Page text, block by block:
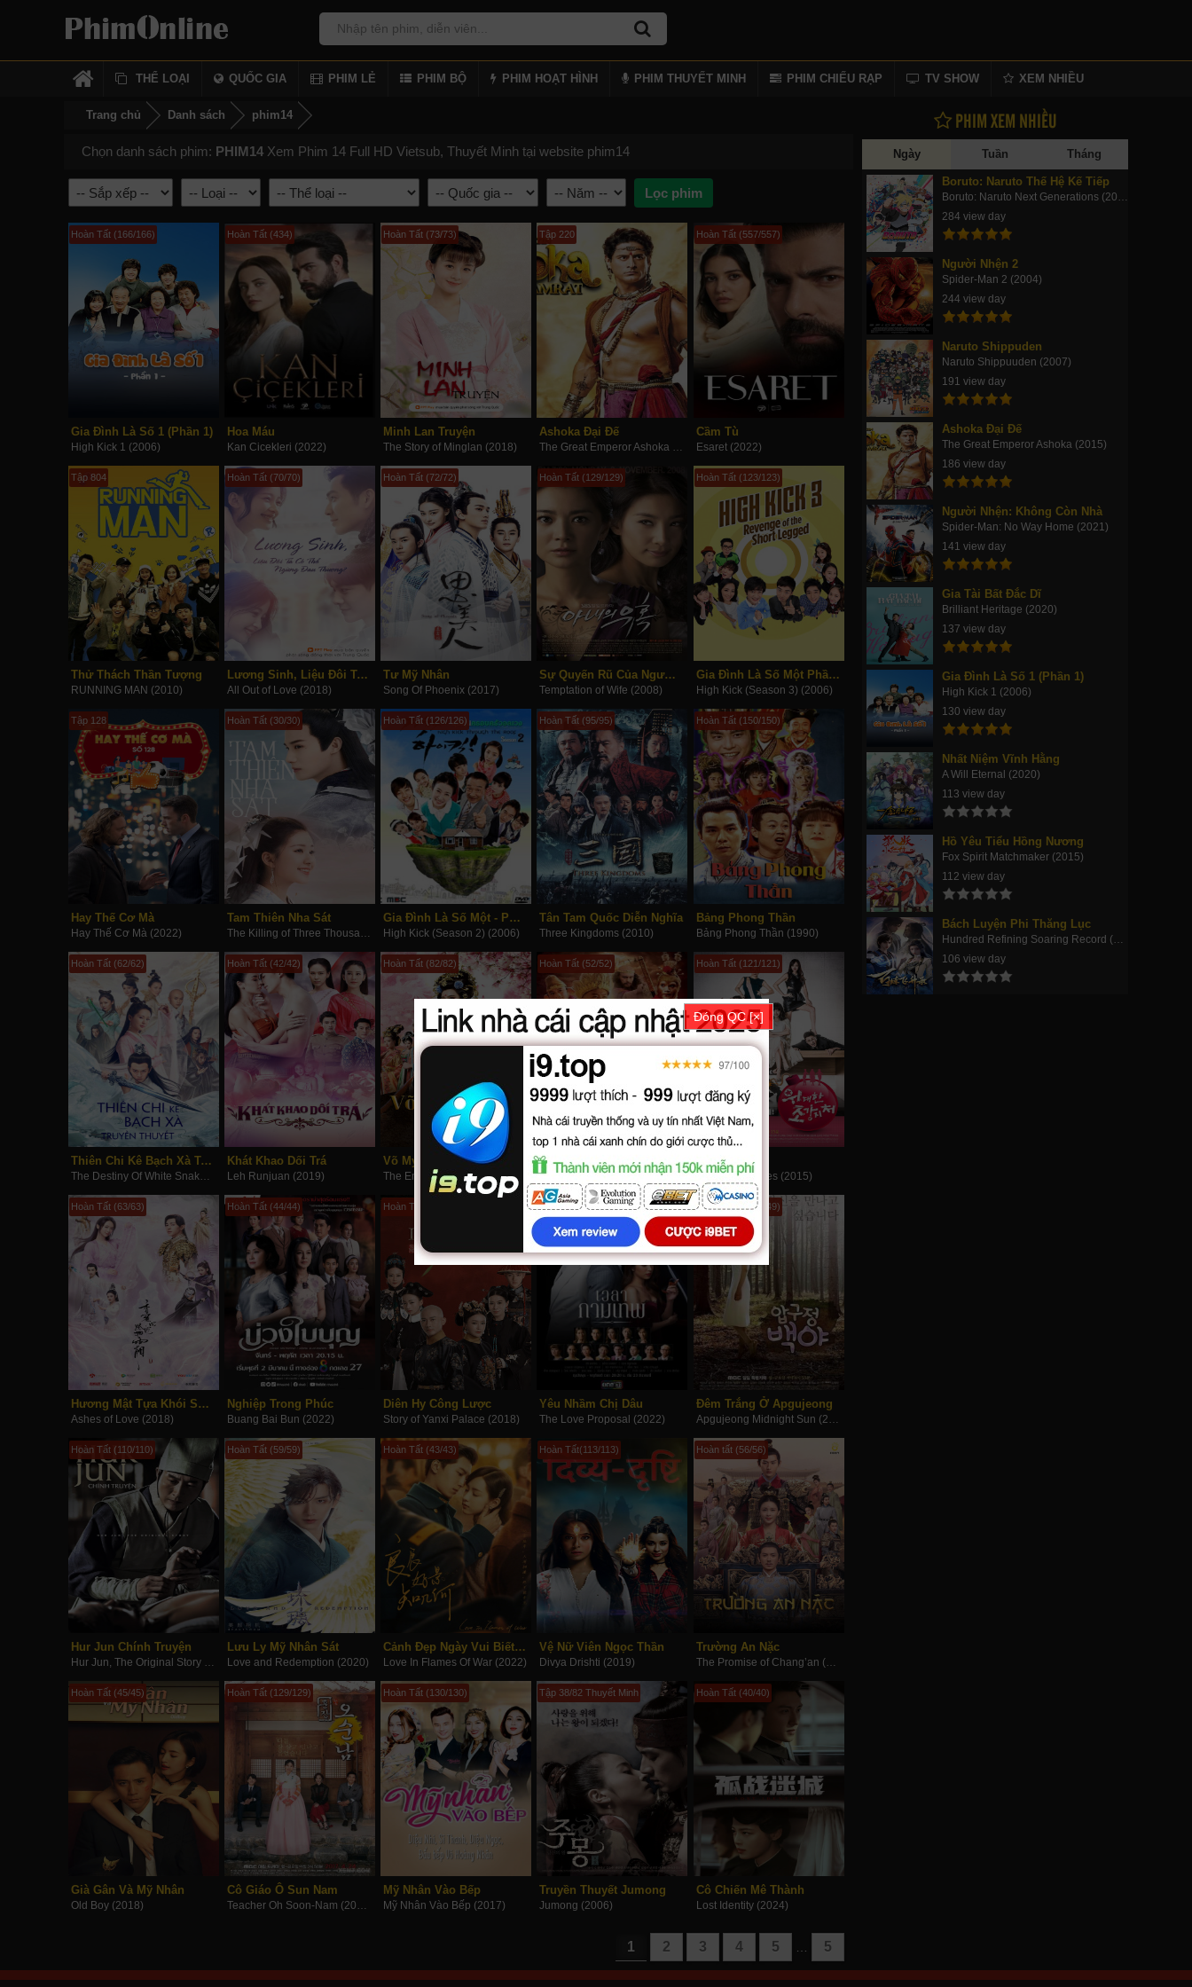
THỂ LOẠI QUỐC GIA PHIM LẺ PHIM BỘ PHIM HOẠT HÌNH PHIM THUYẾT MINH PHIM CHIẾU RẠP TV SHOW XEM NHIỀU
Trang chủ Danh sách phim14
Chọn danh sách phim: PHIM14 Xem Phim 14 Full HD Vietsub, Thuyết Minh tại website phim14
Hoàn Tất (166/166)
Gia Đình Là Số 1 (Phần 1)
High Kick 1 (2006)
Hoàn Tất (434)
Hoa Máu
Kan Cicekleri (2022)
Hoàn Tất (73/73)
Minh Lan Truyện
The Story of Minglan (2018)
Tập 220
Ashoka Đại Đế
The Great Emperor Ashoka (2015)
Hoàn Tất (557/557)
Cầm Tù
Esaret (2022)
Tập 804
Thử Thách Thần Tượng
RUNNING MAN (2010)
Hoàn Tất (70/70)
Lương Sinh, Liệu Đôi Ta Có Thể Ngừng Đau Thương?
All Out of Love (2018)
Hoàn Tất (72/72)
Tư Mỹ Nhân
Song Of Phoenix (2017)
Hoàn Tất (129/129)
Sự Quyến Rũ Của Người Vợ
Temptation of Wife (2008)
Hoàn Tất (123/123)
Gia Đình Là Số Một Phần 3
High Kick (Season 3) (2006)
Tập 128
Hay Thế Cơ Mà
Hay Thế Cơ Mà (2022)
Hoàn Tất (30/30)
Tam Thiên Nha Sát
The Killing of Three Thousand Crows (2020)
Hoàn Tất (126/126)
Gia Đình Là Số Một - Phần 2
High Kick (Season 2) (2006)
Hoàn Tất (95/95)
Tân Tam Quốc Diễn Nghĩa
Three Kingdoms (2010)
Hoàn Tất (150/150)
Bảng Phong Thần
Bảng Phong Thần (1990)
Hoàn Tất (62/62)
Thiên Chi Kê Bạch Xà Truyền Thuyết
The Destiny Of White Snake (2018)
Hoàn Tất (42/42)
Khát Khao Dối Trá
Leh Runjuan (2019)
Hoàn Tất (82/82)
Võ Mỵ Nương Truyền Kỳ
The Empress Of China (2014)
Hoàn Tất (52/52)
Tân Tây Du Ký 2010
Journey to the West (2010)
Hoàn Tất (121/121)
Eva Nổi Giận
Great First Wives (2015)
Hoàn Tất (63/63)
Hương Mật Tựa Khói Sương
Ashes of Love (2018)
Hoàn Tất (44/44)
Nghiệp Trong Phúc
Buang Bai Bun (2022)
Hoàn Tất (70/70)
Diên Hy Công Lược
Story of Yanxi Palace (2018)
Hoàn Tất (30/30)
Yêu Nhầm Chị Dâu
The Love Proposal (2022)
Hoàn Tất (149/149)
Đêm Trắng Ở Apgujeong
Apgujeong Midnight Sun (2014)
Hoàn Tất (110/110)
Hur Jun Chính Truyện
Hur Jun, The Original Story (2013)
Hoàn Tất (59/59)
Lưu Ly Mỹ Nhân Sát
Love and Redemption (2020)
Hoàn Tất (43/43)
Cảnh Đẹp Ngày Vui Biết Bao Giờ
Love In Flames Of War (2022)
Hoàn Tất(113/113)
Vệ Nữ Viên Ngọc Thần
Divya Drishti (2019)
Hoàn tất (56/56)
Trường An Nặc
The Promise of Chang’an (2020)
Hoàn Tất (45/45)
Già Gân Và Mỹ Nhân
Old Boy (2018)
Hoàn Tất (129/129)
Cô Giáo Ô Sun Nam
Teacher Oh Soon-Nam (2017)
Hoàn Tất (130/130)
Mỹ Nhân Vào Bếp
Mỹ Nhân Vào Bếp (2017)
Tập 38/82 Thuyết Minh
Truyền Thuyết Jumong
Jumong (2006)
Hoàn Tất (40/40)
Cô Chiến Mê Thành
Lost Identity (2024)
1 2 3 4 5 5
PHIM XEM NHIỀU
Ngày Tuần Tháng
Boruto: Naruto Thế Hệ Kế Tiếp
Boruto: Naruto Next Generations (2017)
284 view day
Người Nhện 2
Spider-Man 2 (2004)
244 view day
Naruto Shippuden
Naruto Shippuuden (2007)
191 view day
Ashoka Đại Đế
The Great Emperor Ashoka (2015)
186 view day
Người Nhện: Không Còn Nhà
Spider-Man: No Way Home (2021)
141 view day
Gia Tài Bất Đắc Dĩ
Brilliant Heritage (2020)
137 view day
Gia Đình Là Số 1 (Phần 1)
High Kick 1 (2006)
130 view day
Nhất Niệm Vĩnh Hằng
A Will Eternal (2020)
113 view day
Hồ Yêu Tiểu Hồng Nương
Fox Spirit Matchmaker (2015)
112 view day
Bách Luyện Phi Thăng Lục
Hundred Refining Soaring Record (2023)
106 view day
Đóng QC [×]